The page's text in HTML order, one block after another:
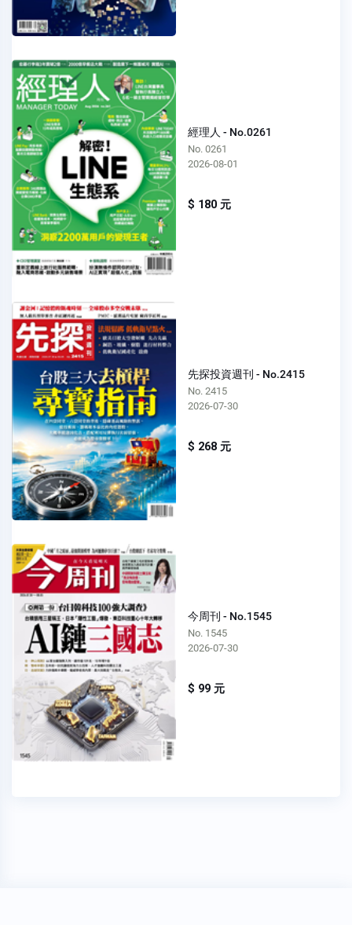
經理人 - No.0261
No. 0261
2026-08-01
$ 180 元
先探投資週刊 - No.2415
No. 2415
2026-07-30
$ 268 元
今周刊 - No.1545
No. 1545
2026-07-30
$ 99 元